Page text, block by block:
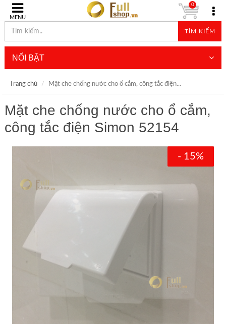
MENU
TÌM KIẾM
0
NỔI BẬT
Trang chủ Mặt che chống nước cho ổ cắm, công tắc điện...
Mặt che chống nước cho ổ cắm,
công tắc điện Simon 52154
- 15%